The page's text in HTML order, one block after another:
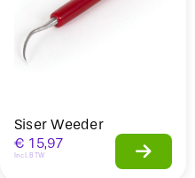
Siser Weeder
€ 15,97
Incl. BTW